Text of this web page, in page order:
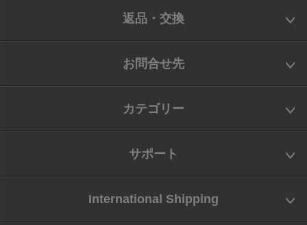
返品・交換
お問合せ先
カテゴリー
サポート
International Shipping